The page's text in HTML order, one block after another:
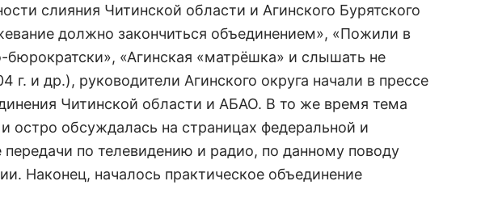
слияния Читинской области и Агинского Бурятского
должно закончиться объединением», «Пожили в
бюрократски», «Агинская «матрёшка» и слышать не
г. и др.), руководители Агинского округа начали в прессе
Читинской области и АБАО. В то же время тема
остро обсуждалась на страницах федеральной и
по телевидению и радио, по данному поводу
Наконец, началось практическое объединение